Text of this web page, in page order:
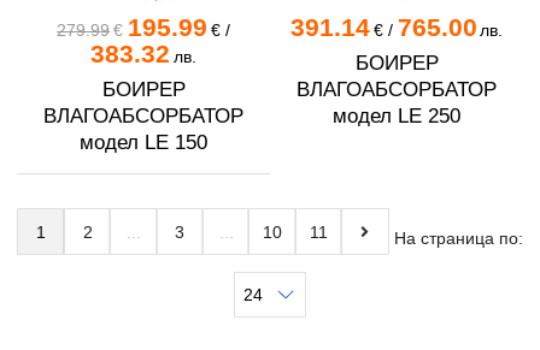
279.99€ 195.99 €/
383.32 лв.
БОИРЕР
ВЛАГОАБСОРБАТОР
модел LE 150
391.14 €/ 765.00 лв.
БОИРЕР
ВЛАГОАБСОРБАТОР
модел LE 250
1 2 3 10 11 На страница по: